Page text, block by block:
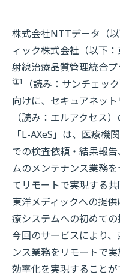
株式会社NTTデータ（
ィック株式会社（以下
射線治療品質管理統合プ
注1
（読み：サンチェッ
向けに、セキュアネッ
（読み：エルアクセス
「L-AXeS」は、医療機
での検査依頼・結果報
ムのメンテナンス業務
てリモートで実現する
東洋メディックへの提
療システムへの初めての
今回のサービスにより
ンス業務をリモートで
効率化を実現すること